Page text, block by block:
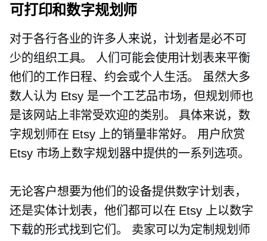
可打印和数字规划师
对于各行各业的许多人来说，计划者是必不可
少的组织工具。 人们可能会使用计划表来平衡
他们的工作日程、约会或个人生活。 虽然大多
数人认为 Etsy 是一个工艺品市场，但规划师也
是该网站上非常受欢迎的类别。 具体来说，数
字规划师在 Etsy 上的销量非常好。 用户欣赏
Etsy 市场上数字规划器中提供的一系列选项。
无论客户想要为他们的设备提供数字计划表，
还是实体计划表，他们都可以在 Etsy 上以数字
下载的形式找到它们。 卖家可以为定制规划师